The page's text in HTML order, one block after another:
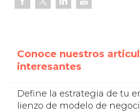
Conoce nuestros
interesantes
Define la estrategia de tu
lienzo de modelo de